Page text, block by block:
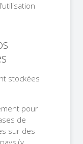
stockées
pour
de
sur des
(y